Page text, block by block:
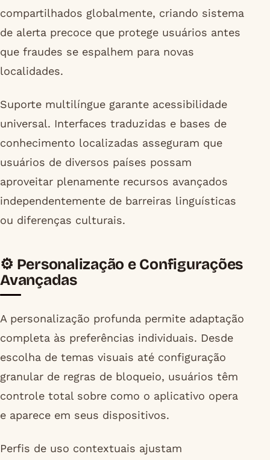
compartilhados globalmente, criando sistema
de alerta precoce que protege usuários antes
que fraudes se espalhem para novas
localidades.
Suporte multilíngue garante acessibilidade
universal. Interfaces traduzidas e bases de
conhecimento localizadas asseguram que
usuários de diversos países possam
aproveitar plenamente recursos avançados
independentemente de barreiras linguísticas
ou diferenças culturais.
⚙️ Personalização e Configurações
Avançadas
A personalização profunda permite adaptação
completa às preferências individuais. Desde
escolha de temas visuais até configuração
granular de regras de bloqueio, usuários têm
controle total sobre como o aplicativo opera
e aparece em seus dispositivos.
Perfis de uso contextuais ajustam